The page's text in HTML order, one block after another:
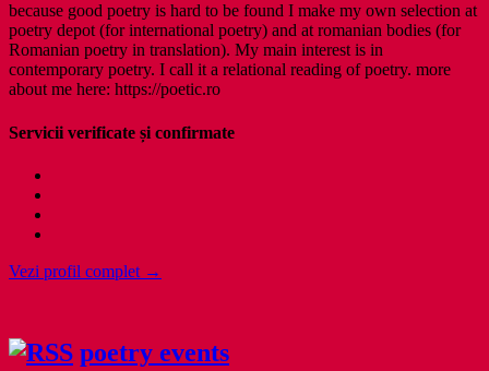
because good poetry is hard to be found I make my own selection at
poetry depot (for international poetry) and at romanian bodies (for
Romanian poetry in translation). My main interest is in
contemporary poetry. I call it a relational reading of poetry. more
about me here: https://poetic.ro
Servicii verificate și confirmate
Vezi profil complet →
poetry events